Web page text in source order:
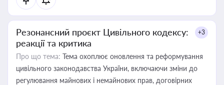
Резонансний проєкт Цивільного кодексу:
реакції та критика
+3
Про що тема: Тема охоплює оновлення та реформування
цивільного законодавства України, включаючи зміни до
регулювання майнових і немайнових прав, договірних